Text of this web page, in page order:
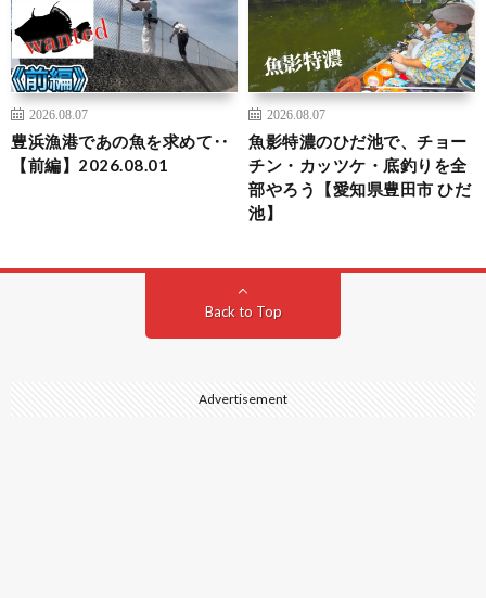
2026.08.07
豊浜漁港であの魚を求めて‥
【前編】2026.08.01
2026.08.07
魚影特濃のひだ池で、チョー
チン・カッツケ・底釣りを全
部やろう【愛知県豊田市 ひだ
池】
Back to Top
Advertisement